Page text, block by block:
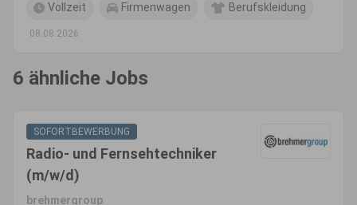
Vollzeit Firmenwagen Berufskleidung
08.08.2026
6 ähnliche Jobs
SOFORTBEWERBUNG
Radio- und Fernsehtechniker
(m/w/d)
brehmergroup